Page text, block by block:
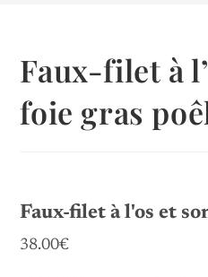
Faux-filet à
foie gras
Faux-filet à l'os et
38.00€